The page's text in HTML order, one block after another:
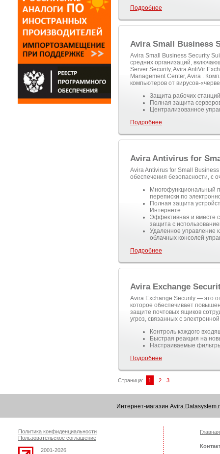
Подробнее
Avira Small Business
Avira Small Business Security
средних организаций,
Server Security, Avira AntiVir
Management Center, Avira .
компьютеров от вирусов-
Защита рабочих станций
Полная защита
Централизованное
Подробнее
Avira Antivirus for
Avira Antivirus for Small
обеспечения безопасности, с
Многофункциональный
переписки по
Полная защита
Интернете
Эффективная и вместе
защита с
Удаленное управление
облачных консолей
Подробнее
Avira Exchange
Avira Exchange Security — это
которое обеспечивает
защите почтовых ящиков
угроз, связанных с
Контроль каждого
Быстрая реакция на
Настраиваемые
Подробнее
Страница: 1 2 3
Интернет-магазин
Политика конфиденциальности
Пользовательское соглашение
2001-2026
Главная